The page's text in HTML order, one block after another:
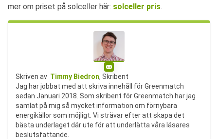
mer om priset på solceller här: solceller pris.
E-post
Skriven av Timmy Biedron, Skribent
Jag har jobbat med att skriva innehåll för Greenmatch
sedan Januari 2018. Som skribent för Greenmatch har jag
samlat på mig så mycket information om förnybara
energikällor som möjligt. Vi strävar efter att skapa det
bästa underlaget där ute för att underlätta våra läsares
beslutsfattande.